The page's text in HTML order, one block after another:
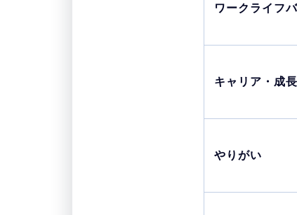
ワークライフ
キャリア・成長
やりがい